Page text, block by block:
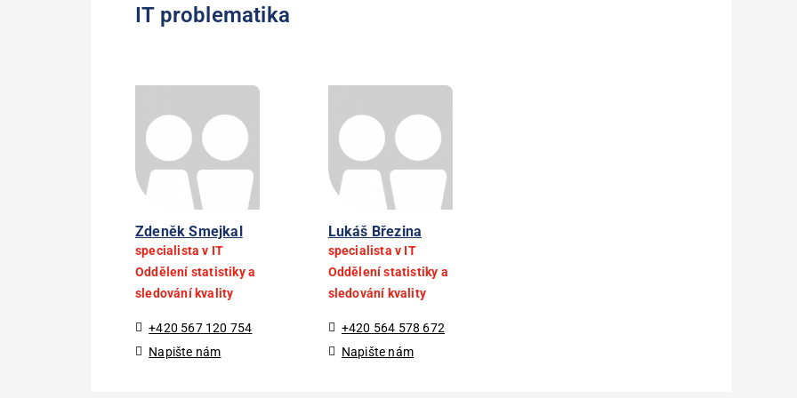
IT problematika
Zdeněk Smejkal
specialista v IT
Oddělení statistiky a
sledování kvality
+420 567 120 754
Napište nám
Lukáš Březina
specialista v IT
Oddělení statistiky a
sledování kvality
+420 564 578 672
Napište nám